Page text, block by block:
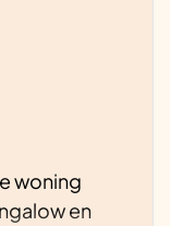
woning
en